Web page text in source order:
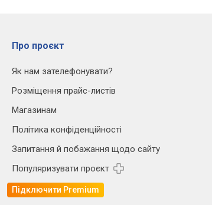
Про проєкт
Як нам зателефонувати?
Розміщення прайс-листів
Магазинам
Політика конфіденційності
Запитання й побажання щодо сайту
Популяризувати проєкт
Підключити Premium